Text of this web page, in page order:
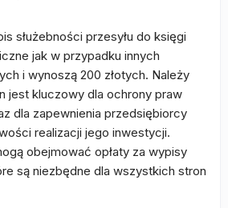
służebności przesyłu do księgi
jak w przypadku innych
i wynoszą 200 złotych. Należy
jest kluczowy dla ochrony praw
dla zapewnienia przedsiębiorcy
realizacji jego inwestycji.
obejmować opłaty za wypisy
są niezbędne dla wszystkich stron